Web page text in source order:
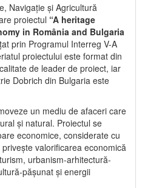
Navigație și Agricultură
proiectul “A heritage
in România and Bulgaria
prin Programul Interreg V-A
proiectului este format din
de leader de proiect, iar
Dobrich din Bulgaria este
un mediu de afaceri care
și natural. Proiectul se
economice, considerate cu
valorificarea economică
urbanism-arhitectură-
pășunat și energii